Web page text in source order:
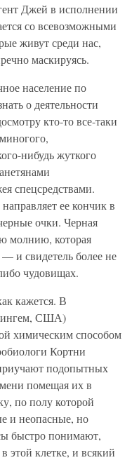
Джей в исполнении
со всевозможными
живут среди нас,
маскируясь.
население по
о деятельности
кто-то все-таки
нибудь жуткого
спецсредствами.
ее кончик в
очки. Черная
молнию, которая
и свидетель более не
чудовищах.
кажется. В
США)
химическим способом
Кортни
подопытных
помещая их в
по полу которой
и неопасные, но
быстро понимают,
этой клетке, и всякий